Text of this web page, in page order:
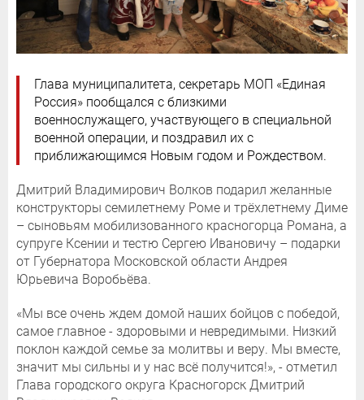
Глава муниципалитета, секретарь МОП «Единая
Россия» пообщался с близкими
военнослужащего, участвующего в специальной
военной операции, и поздравил их с
приближающимся Новым годом и Рождеством.
Дмитрий Владимирович Волков подарил желанные
конструкторы семилетнему Роме и трёхлетнему Диме
– сыновьям мобилизованного красногорца Романа, а
супруге Ксении и тестю Сергею Ивановичу – подарки
от Губернатора Московской области Андрея
Юрьевича Воробьёва.
«Мы все очень ждем домой наших бойцов с победой,
самое главное - здоровыми и невредимыми. Низкий
поклон каждой семье за молитвы и веру. Мы вместе,
значит мы сильны и у нас всё получится!», - отметил
Глава городского округа Красногорск Дмитрий